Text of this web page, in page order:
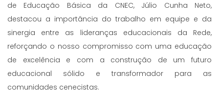
de Educação Básica da CNEC, Júlio Cunha Neto,
destacou a importância do trabalho em equipe e da
sinergia entre as lideranças educacionais da Rede,
reforçando o nosso compromisso com uma educação
de excelência e com a construção de um futuro
educacional sólido e transformador para as
comunidades cenecistas.